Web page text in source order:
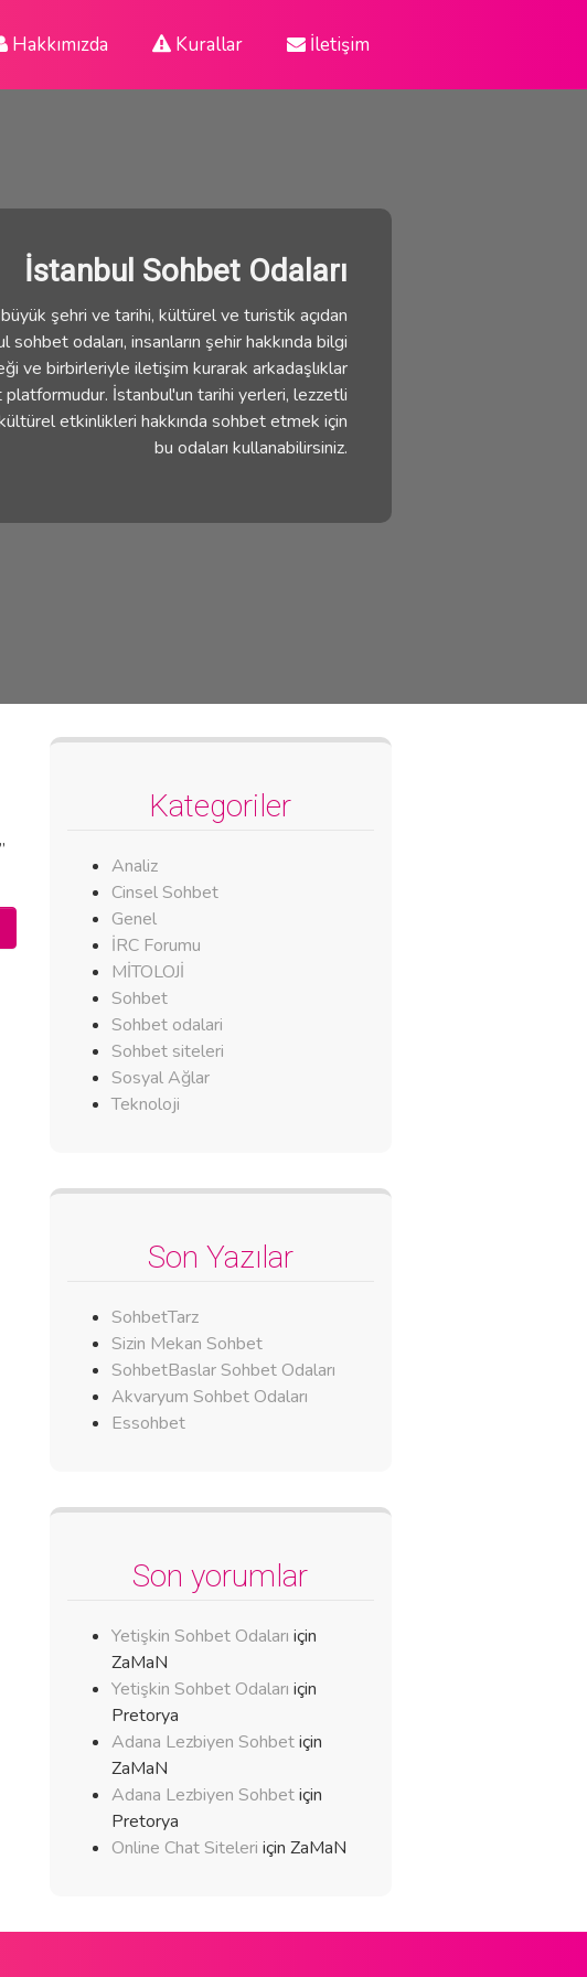
Hakkımızda Kurallar İletişim
İstanbul Sohbet Odaları
şehri ve tarihi, kültürel ve turistik açıdan
sohbet odaları, insanların şehir hakkında bilgi
ve birbirleriyle iletişim kurarak arkadaşlıklar
İstanbul'un tarihi yerleri, lezzetli
etkinlikleri hakkında sohbet etmek için
bu odaları kullanabilirsiniz.
Kategoriler
Analiz
Cinsel Sohbet
Genel
İRC Forumu
MİTOLOJİ
Sohbet
Sohbet odalari
Sohbet siteleri
Sosyal Ağlar
Teknoloji
Son Yazılar
SohbetTarz
Sizin Mekan Sohbet
SohbetBaslar Sohbet Odaları
Akvaryum Sohbet Odaları
Essohbet
Son yorumlar
Yetişkin Sohbet Odaları için
ZaMaN
Yetişkin Sohbet Odaları için
Pretorya
Adana Lezbiyen Sohbetiçin
ZaMaN
Adana Lezbiyen Sohbetiçin
Pretorya
Online Chat Siteleri için ZaMaN